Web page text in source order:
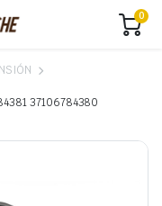
0
37106784380